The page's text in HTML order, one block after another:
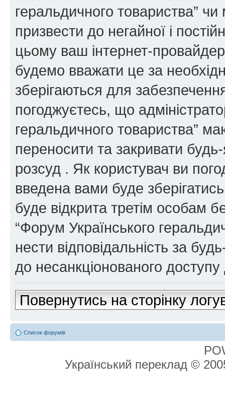
геральдичного товариства”
призвести до негайної і
цьому ваш інтернет-
будемо вважати це за
зберігаються для
погоджуєтесь, що
геральдичного товариства”
переносити та закривати
розсуд . Як користувач ви
введена вами буде
буде відкрита третім особам
“Форум Українського
нести відповідальність за
до несанкціонованого доступу
Повернутись на сторінку
Список форумів
Український переклад ©